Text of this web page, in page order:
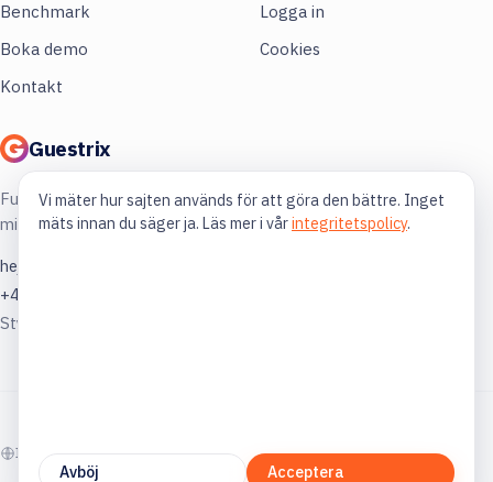
Guestrix
Full koll på din restaurang. Mer lönsamhet,
mindre gissning.
hej@guestrix.com
+46 73 032 72 03
Styckjunkargatan 1, 114 35 Stockholm
Benchmark
Boka demo
Kontakt
Logga in
Cookies
In English
guestrix.com
Vi mäter hur sajten används för att göra den bättre. Inget
mäts innan du säger ja. Läs mer i vårintegritetspolicy.
Avböj Acceptera